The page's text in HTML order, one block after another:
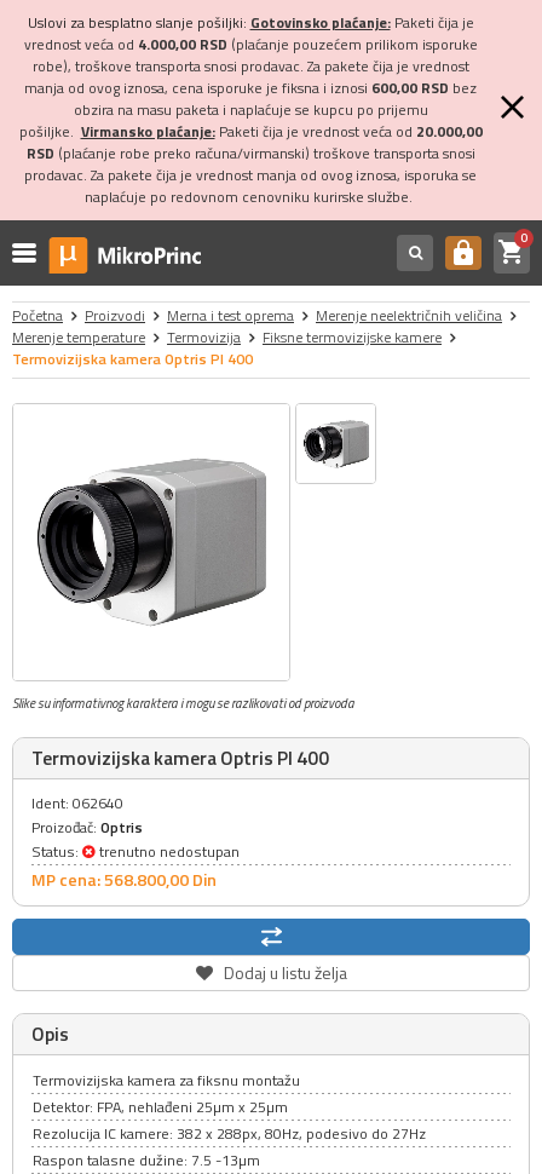
Uslovi za besplatno slanje pošiljki: Gotovinsko plaćanje:Paketi čija je
vrednost veća od 4.000,00 RSD (plaćanje pouzećem prilikom isporuke
robe), troškove transporta snosi prodavac. Za pakete čija je vrednost
manja od ovog iznosa, cena isporuke je fiksna i iznosi 600,00 RSD bez
obzira na masu paketa i naplaćuje se kupcu po prijemu
pošiljke. Virmansko plaćanje:Paketi čija je vrednost veća od 20.000,00
RSD (plaćanje robe preko računa/virmanski) troškove transporta snosi
prodavac. Za pakete čija je vrednost manja od ovog iznosa, isporuka se
naplaćuje po redovnom cenovniku kurirske službe.
https shopping_cart0
Početna Proizvodi Merna i test oprema
Merenje neelektričnih veličina
Merenje temperature
Termovizija
Fiksne termovizijske kamere
Termovizijska kamera Optris PI 400
Slike su informativnog karaktera i mogu se razlikovati od proizvoda
Termovizijska kamera Optris PI 400
Ident: 062640
Proizođač: Optris
Status:
trenutno nedostupan
MP cena: 568.800,00Din
Dodaj u listu želja
Opis
Termovizijska kamera za fiksnu montažu
Detektor: FPA, nehlađeni 25µm x 25µm
Rezolucija IC kamere: 382 x 288px, 80Hz, podesivo do 27Hz
Raspon talasne dužine: 7.5 -13µm